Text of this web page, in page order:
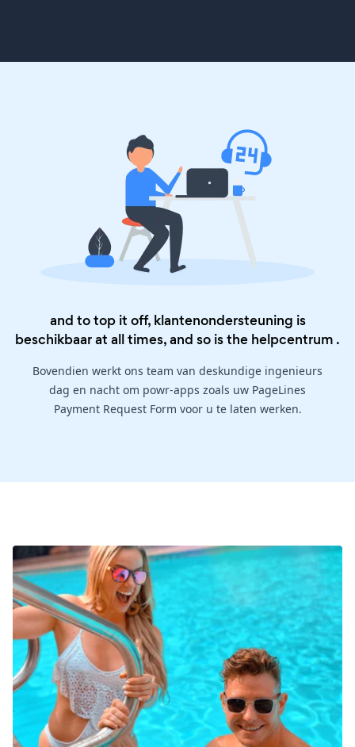
and to top it off, klantenondersteuning is
beschikbaar at all times, and so is the helpcentrum .
Bovendien werkt ons team van deskundige ingenieurs
dag en nacht om powr-apps zoals uw PageLines
Payment Request Form voor u te laten werken.